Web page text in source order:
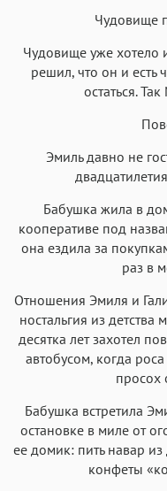
Courier Courier
Чудовище
Чудовище уже хотело
решил, что он и
остаться.
Эмиль давно не
Бабушка жила в
кооперативе под
она ездила за
раз в
Отношения Эмиля и
ностальгия из детства
десятка лет захотел
автобусом, когда
просох
Бабушка встретила
остановке в миле от
ее домик: пить навар
конфеты